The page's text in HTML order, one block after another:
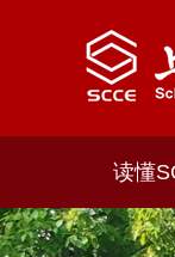
读懂